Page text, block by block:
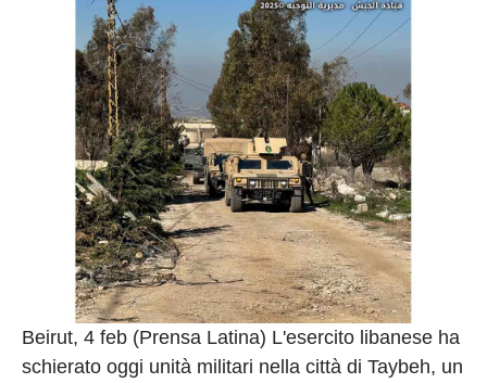
Beirut, 4 feb (Prensa Latina) L'esercito libanese ha
schierato oggi unità militari nella città di Taybeh, un